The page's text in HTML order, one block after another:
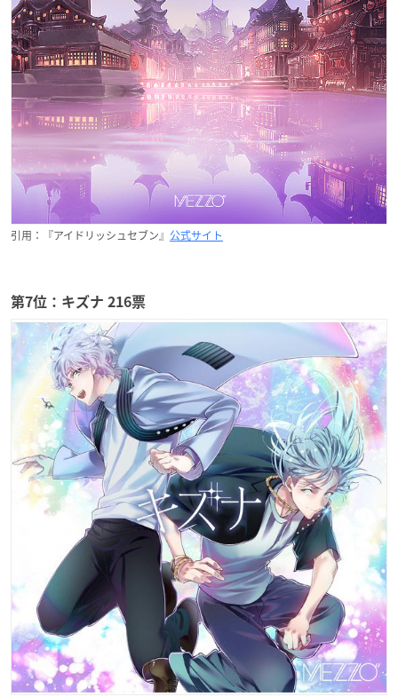
引用：『アイドリッシュセブン』 公式サイト
第7位：キズナ 216票